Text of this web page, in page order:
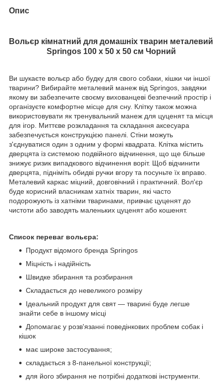
Опис
Вольєр кімнатний для домашніх тварин металевий
Springos 100 x 50 x 50 см Чорний
Ви шукаєте вольєр або будку для свого собаки, кішки чи іншої
тварини? Вибирайте металевий манеж від Springos, завдяки
якому ви забезпечите своєму вихованцеві безпечний простір і
організуєте комфортне місце для сну. Клітку також можна
використовувати як тренувальний манеж для цуценят та місця
для ігор. Миттєве розкладання та складання аксесуара
забезпечується конструкцією панелі. Стіни можуть
з'єднуватися один з одним у формі квадрата. Клітка містить
дверцята із системою подвійного відчинення, що ще більше
знижує ризик випадкового відчинення воріт. Щоб відчинити
дверцята, підніміть обидві ручки вгору та посуньте їх вправо.
Металевий каркас міцний, довговічний і практичний. Вол'єр
буде корисний власникам хатніх тварин, які часто
подорожують із хатніми тваринами, привчає цуценят до
чистоти або заводять маленьких цуценят або кошенят.
Список переваг вольєра:
Продукт відомого бренда Springos
Міцність і надійність
Швидке збирання та розбирання
Складається до невеликого розміру
Ідеальний продукт для свят — тварині буде легше
знайти себе в іншому місці
Допомагає у розв'язанні поведінкових проблем собак і
кішок
має широке застосування;
складається з 8-панельної конструкції;
для його збирання не потрібні додаткові інструменти.